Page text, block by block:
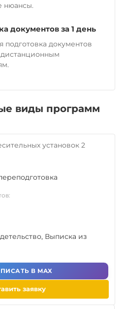
нюансы.
документов за 1 день
подготовка документов
дистанционным
виды программ
установок 2
Выписка из
В MAX
заявку